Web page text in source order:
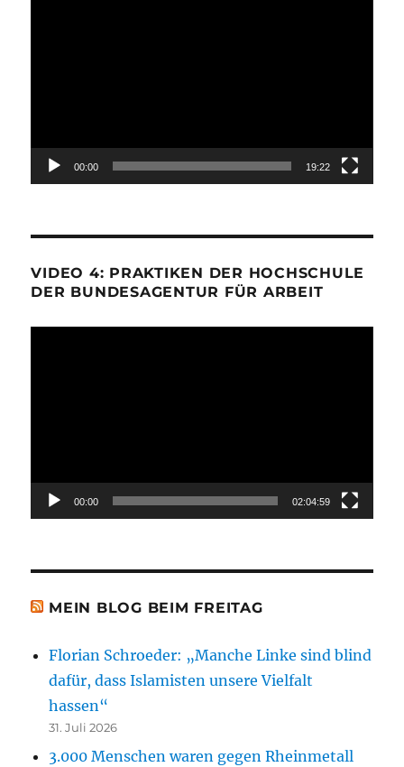
00:00 19:22
VIDEO 4: PRAKTIKEN DER HOCHSCHULE
DER BUNDESAGENTUR FÜR ARBEIT
00:00 02:04:59
MEIN BLOG BEIM FREITAG
Florian Schroeder: „Manche Linke sind blind
dafür, dass Islamisten unsere Vielfalt
hassen“
31. Juli 2026
3.000 Menschen waren gegen Rheinmetall